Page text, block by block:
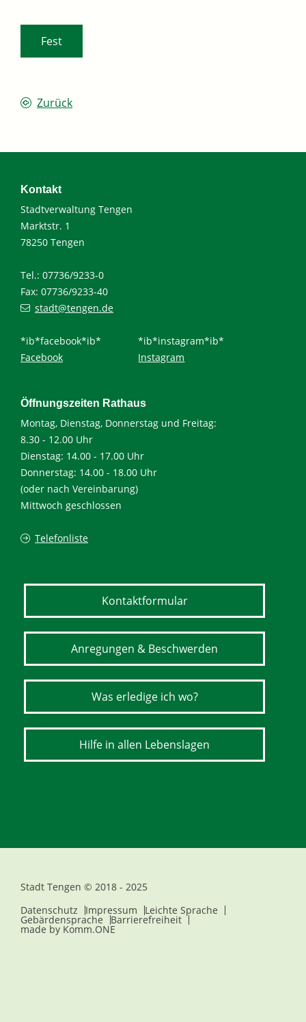
Fest
Zurück
Kontakt
Stadtverwaltung Tengen
Marktstr. 1
78250 Tengen
Tel.: 07736/9233-0
Fax: 07736/9233-40
stadt@tengen.de
*ib*facebook*ib*
Facebook
*ib*instagram*ib*
Instagram
Öffnungszeiten Rathaus
Montag, Dienstag, Donnerstag und Freitag:
8.30 - 12.00 Uhr
Dienstag: 14.00 - 17.00 Uhr
Donnerstag: 14.00 - 18.00 Uhr
(oder nach Vereinbarung)
Mittwoch geschlossen
Telefonliste
Kontaktformular
Anregungen & Beschwerden
Was erledige ich wo?
Hilfe in allen Lebenslagen
Stadt Tengen © 2018 - 2025
Datenschutz
Impressum Leichte Sprache
Gebärdensprache Barrierefreiheit
made by Komm.ONE